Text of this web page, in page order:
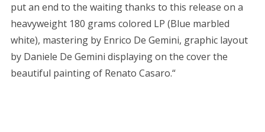
put an end to the waiting thanks to this release on a
heavyweight 180 grams colored LP (Blue marbled
white), mastering by Enrico De Gemini, graphic layout
by Daniele De Gemini displaying on the cover the
beautiful painting of Renato Casaro.“